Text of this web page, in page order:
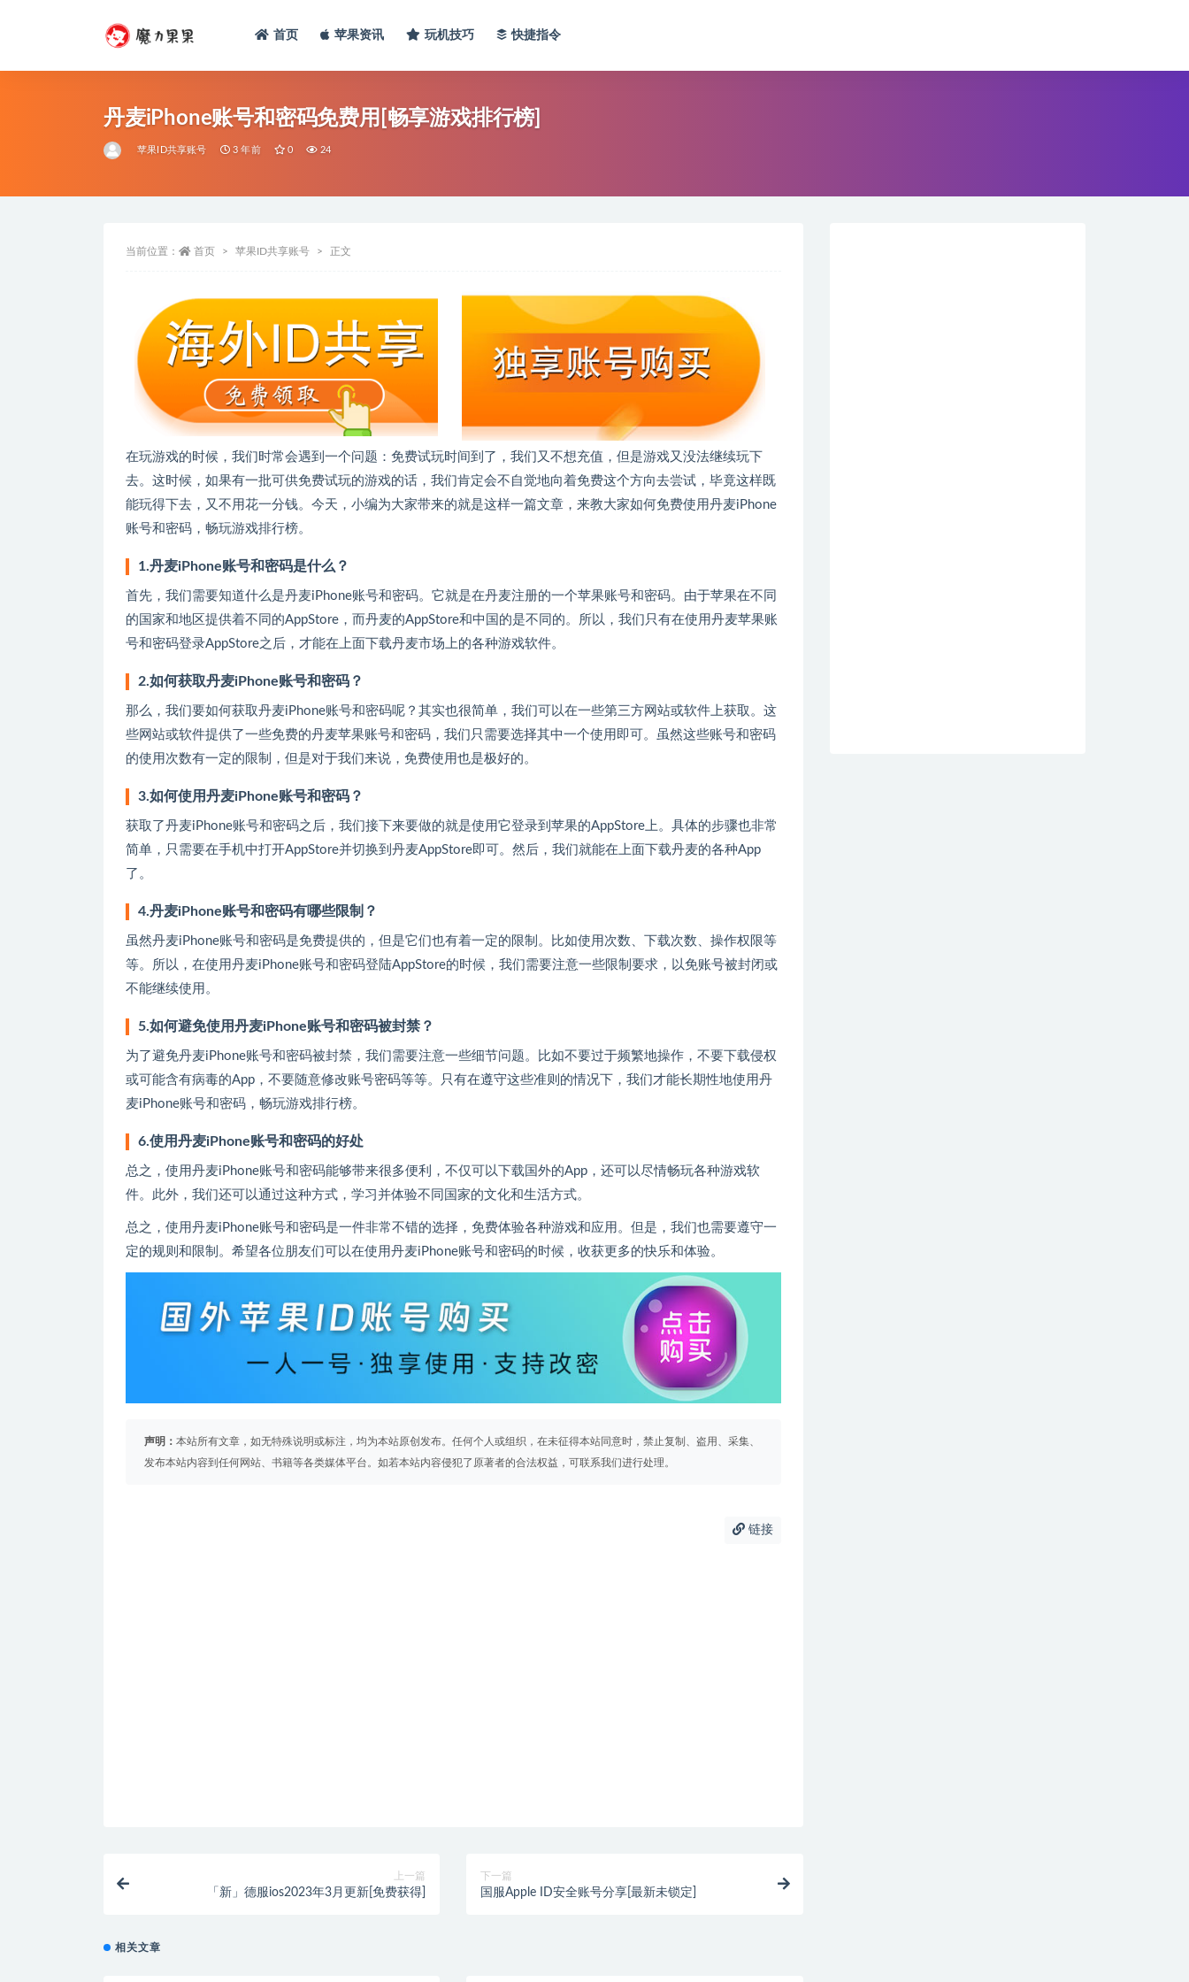
首页 苹果资讯 玩机技巧 快捷指令
丹麦iPhone账号和密码免费用[畅享游戏排行榜]
苹果ID共享账号 3 年前 0 24
当前位置： 首页 苹果ID共享账号 正文
在玩游戏的时候，我们时常会遇到一个问题：免费试玩时间到了，我们又不想充值，但是游戏又没法继续玩下
去。这时候，如果有一批可供免费试玩的游戏的话，我们肯定会不自觉地向着免费这个方向去尝试，毕竟这样既
能玩得下去，又不用花一分钱。今天，小编为大家带来的就是这样一篇文章，来教大家如何免费使用丹麦iPhone
账号和密码，畅玩游戏排行榜。
1.丹麦iPhone账号和密码是什么？
首先，我们需要知道什么是丹麦iPhone账号和密码。它就是在丹麦注册的一个苹果账号和密码。由于苹果在不同
的国家和地区提供着不同的AppStore，而丹麦的AppStore和中国的是不同的。所以，我们只有在使用丹麦苹果账
号和密码登录AppStore之后，才能在上面下载丹麦市场上的各种游戏软件。
2.如何获取丹麦iPhone账号和密码？
那么，我们要如何获取丹麦iPhone账号和密码呢？其实也很简单，我们可以在一些第三方网站或软件上获取。这
些网站或软件提供了一些免费的丹麦苹果账号和密码，我们只需要选择其中一个使用即可。虽然这些账号和密码
的使用次数有一定的限制，但是对于我们来说，免费使用也是极好的。
3.如何使用丹麦iPhone账号和密码？
获取了丹麦iPhone账号和密码之后，我们接下来要做的就是使用它登录到苹果的AppStore上。具体的步骤也非常
简单，只需要在手机中打开AppStore并切换到丹麦AppStore即可。然后，我们就能在上面下载丹麦的各种App
了。
4.丹麦iPhone账号和密码有哪些限制？
虽然丹麦iPhone账号和密码是免费提供的，但是它们也有着一定的限制。比如使用次数、下载次数、操作权限等
等。所以，在使用丹麦iPhone账号和密码登陆AppStore的时候，我们需要注意一些限制要求，以免账号被封闭或
不能继续使用。
5.如何避免使用丹麦iPhone账号和密码被封禁？
为了避免丹麦iPhone账号和密码被封禁，我们需要注意一些细节问题。比如不要过于频繁地操作，不要下载侵权
或可能含有病毒的App，不要随意修改账号密码等等。只有在遵守这些准则的情况下，我们才能长期性地使用丹
麦iPhone账号和密码，畅玩游戏排行榜。
6.使用丹麦iPhone账号和密码的好处
总之，使用丹麦iPhone账号和密码能够带来很多便利，不仅可以下载国外的App，还可以尽情畅玩各种游戏软
件。此外，我们还可以通过这种方式，学习并体验不同国家的文化和生活方式。
总之，使用丹麦iPhone账号和密码是一件非常不错的选择，免费体验各种游戏和应用。但是，我们也需要遵守一
定的规则和限制。希望各位朋友们可以在使用丹麦iPhone账号和密码的时候，收获更多的快乐和体验。
声明： 本站所有文章，如无特殊说明或标注，均为本站原创发布。任何个人或组织，在未征得本站同意时，禁止复制、盗用、采集、
发布本站内容到任何网站、书籍等各类媒体平台。如若本站内容侵犯了原著者的合法权益，可联系我们进行处理。
链接
上一篇
「新」德服ios2023年3月更新[免费获得]
下一篇
国服Apple ID安全账号分享[最新未锁定]
相关文章